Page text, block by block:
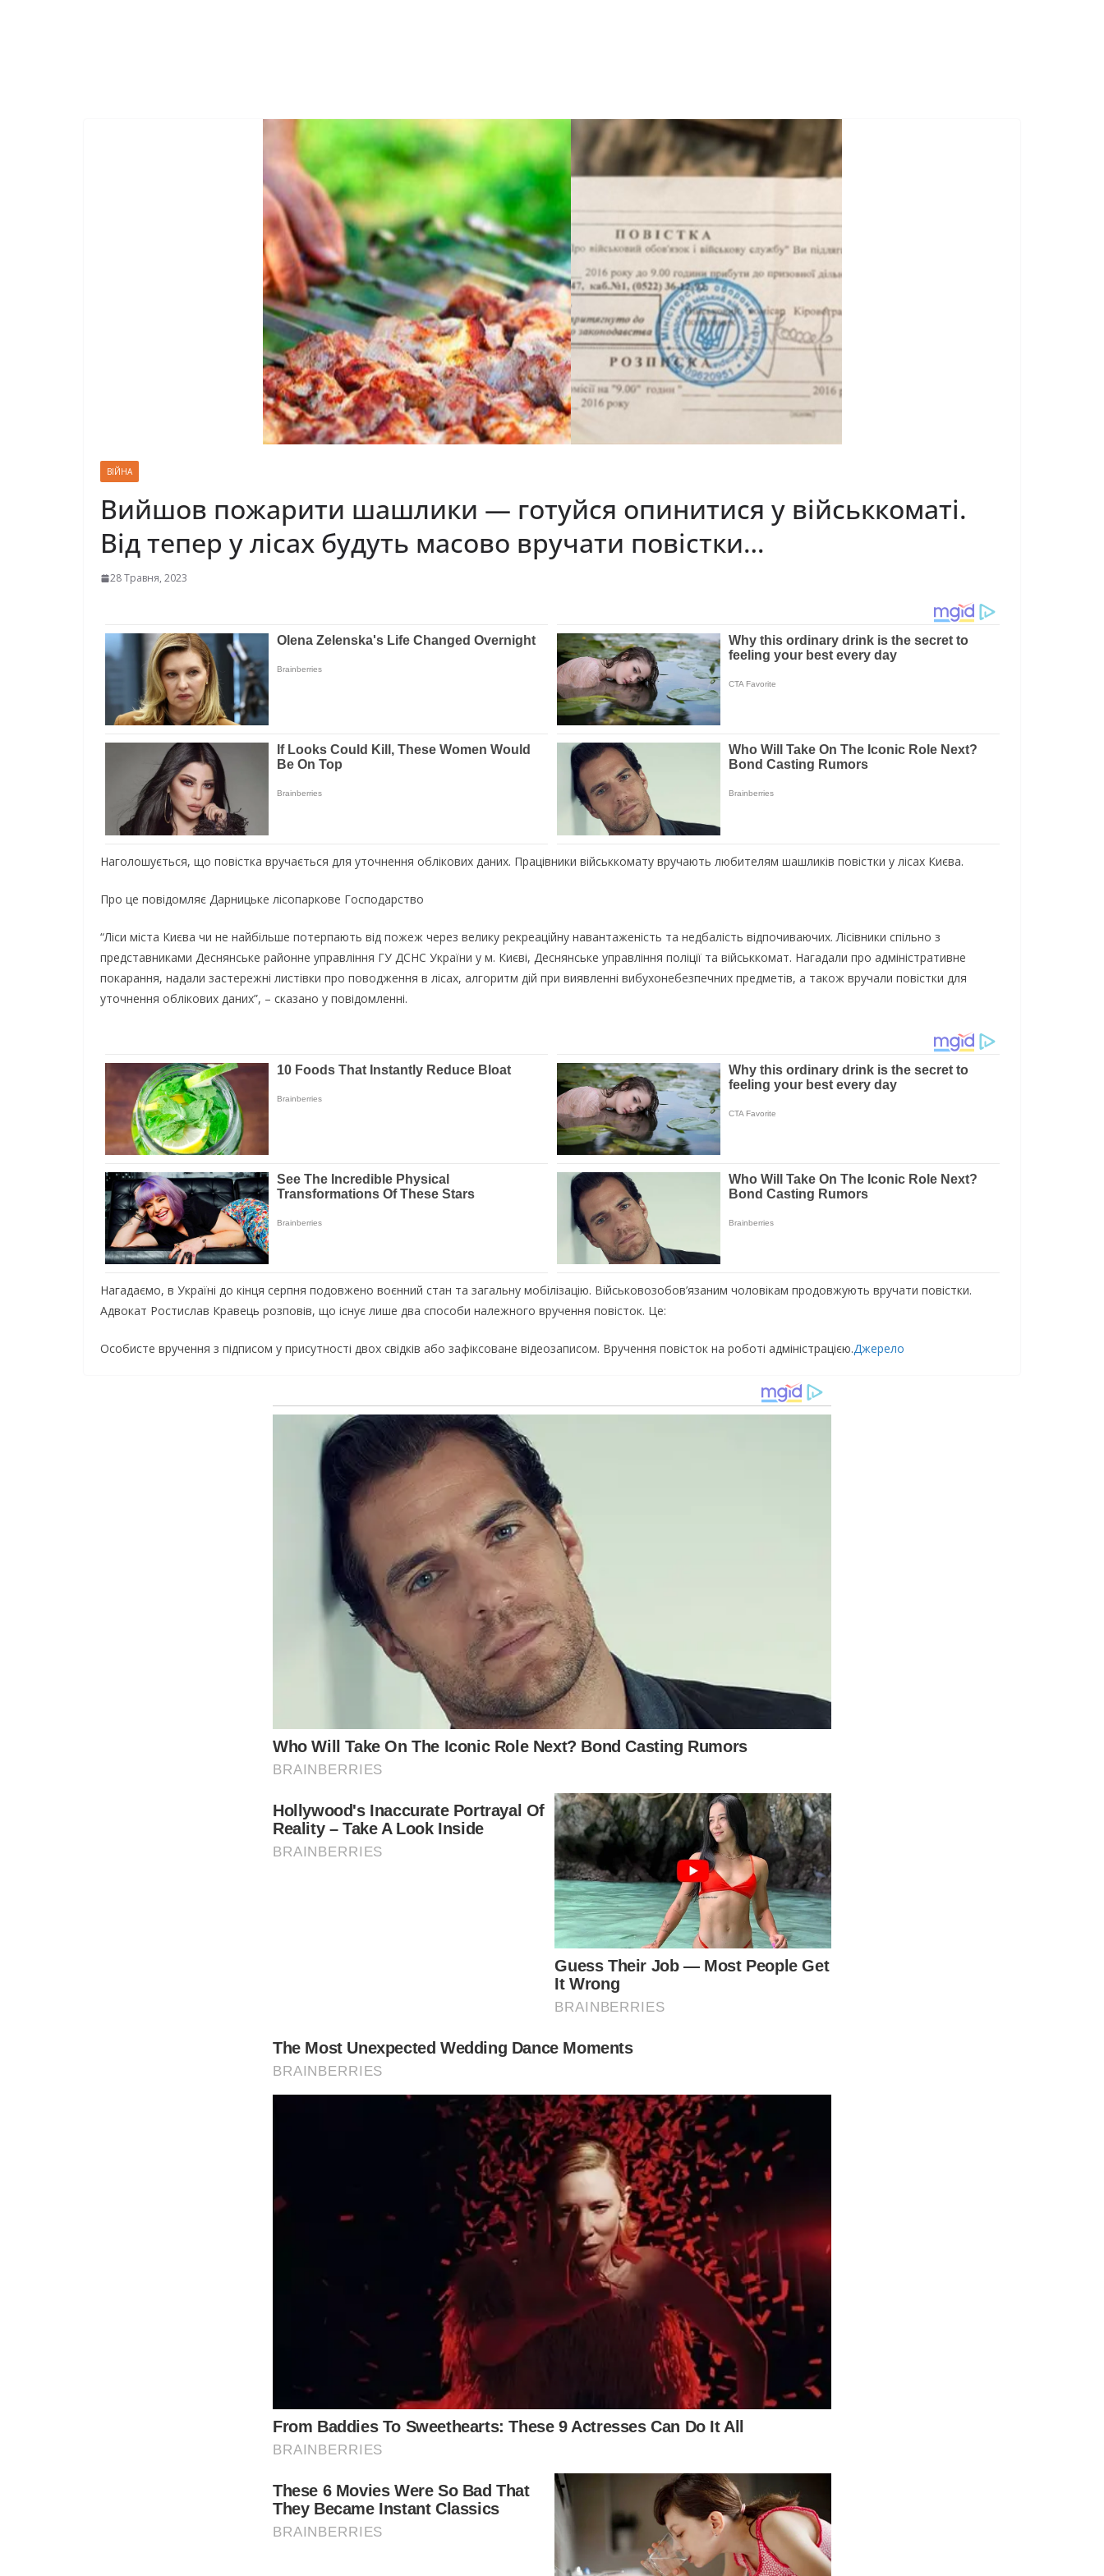
ВІЙНА
Вийшов пожарити шашлики — готуйся опинитися у військкоматі.
Від тепер у лісах будуть масово вручати повістки…
28 Травня, 2023
Наголошується, що повістка вручається для уточнення облікових даних. Працівники військкомату вручають любителям шашликів повістки у лісах Києва.
Про це повідомляє Дарницьке лісопаркове Господарство
“Ліси міста Києва чи не найбільше потерпають від пожеж через велику рекреаційну навантаженість та недбалість відпочиваючих. Лісівники спільно з
представниками Деснянське районне управління ГУ ДСНС України у м. Києві, Деснянське управління поліції та військкомат. Нагадали про адміністративне
покарання, надали застережні листівки про поводження в лісах, алгоритм дій при виявленні вибухонебезпечних предметів, а також вручали повістки для
уточнення облікових даних”, – сказано у повідомленні.
Нагадаємо, в Україні до кінця серпня подовжено воєнний стан та загальну мобілізацію. Військовозобов’язаним чоловікам продовжують вручати повістки.
Адвокат Ростислав Кравець розповів, що існує лише два способи належного вручення повісток. Це:
Особисте вручення з підписом у присутності двох свідків або зафіксоване відеозаписом. Вручення повісток на роботі адміністрацією.Джерело